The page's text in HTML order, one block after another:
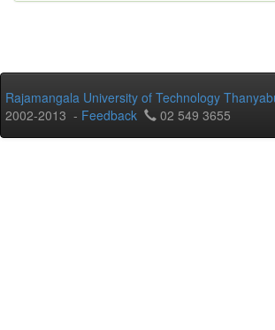
Rajamangala University of Technology
2002-2013 - Feedback 02 549 3655